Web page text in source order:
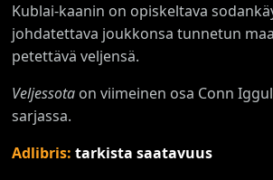
Kublai-kaanin on opiskeltava
johdatettava joukkonsa tunnetun
petettävä veljensä.
Veljessota on viimeinen osa Conn
sarjassa.
Adlibris:tarkista saatavuus